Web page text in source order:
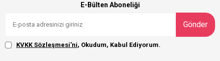
E-Bülten Aboneliği
Gönder
KVKK Sözleşmesi'ni, Okudum, Kabul Ediyorum.